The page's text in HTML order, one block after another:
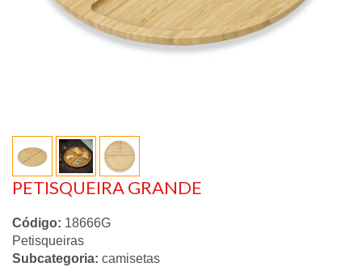
PETISQUEIRA GRANDE
Código: 18666G
Petisqueiras
Subcategoria: camisetas